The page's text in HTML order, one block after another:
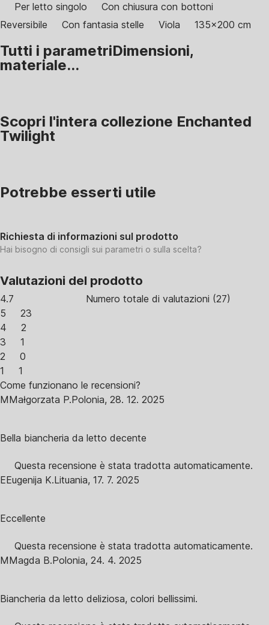
Per letto singolo
Con chiusura con bottoni
Reversibile
Con fantasia stelle Viola 135x200 cm
Tutti i parametriDimensioni,
materiale...
Scopri l'intera collezione Enchanted
Twilight
Potrebbe esserti utile
Richiesta di informazioni sul prodotto
Hai bisogno di consigli sui parametri o sulla scelta?
Valutazioni del prodotto
4.7 Numero totale di valutazioni (27)
5
23
4
2
3
1
2
0
1
1
Come funzionano le recensioni?
MMałgorzata P.Polonia, 28. 12. 2025
Bella biancheria da letto decente
Questa recensione è stata tradotta automaticamente.
EEugenija K.Lituania, 17. 7. 2025
Eccellente
Questa recensione è stata tradotta automaticamente.
MMagda B.Polonia, 24. 4. 2025
Biancheria da letto deliziosa, colori bellissimi.